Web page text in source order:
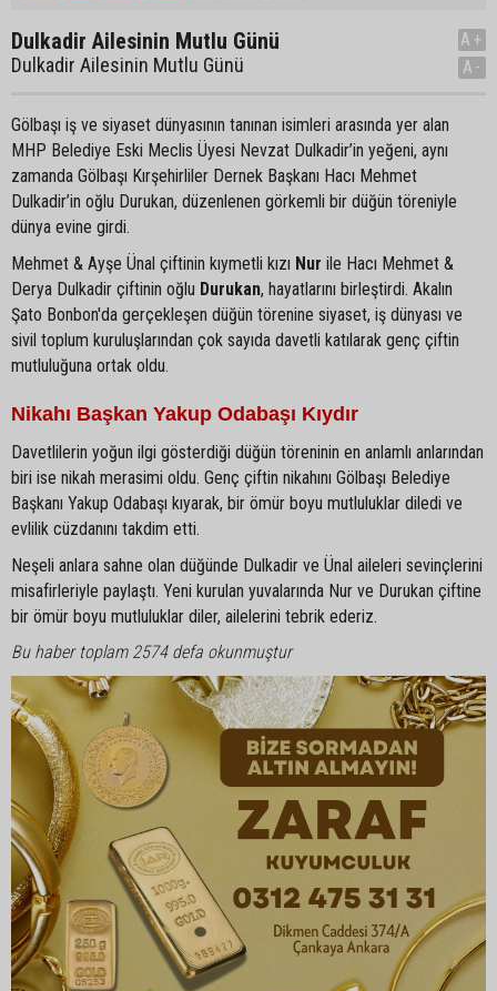
Dulkadir Ailesinin Mutlu Günü
Dulkadir Ailesinin Mutlu Günü
A+
A-
Gölbaşı iş ve siyaset dünyasının tanınan isimleri arasında yer alan
MHP Belediye Eski Meclis Üyesi Nevzat Dulkadir’in yeğeni, aynı
zamanda Gölbaşı Kırşehirliler Dernek Başkanı Hacı Mehmet
Dulkadir’in oğlu Durukan, düzenlenen görkemli bir düğün töreniyle
dünya evine girdi.
Mehmet & Ayşe Ünal çiftinin kıymetli kızı Nur ile Hacı Mehmet &
Derya Dulkadir çiftinin oğlu Durukan, hayatlarını birleştirdi. Akalın
Şato Bonbon'da gerçekleşen düğün törenine siyaset, iş dünyası ve
sivil toplum kuruluşlarından çok sayıda davetli katılarak genç çiftin
mutluluğuna ortak oldu.
Nikahı Başkan Yakup Odabaşı Kıydır
Davetlilerin yoğun ilgi gösterdiği düğün töreninin en anlamlı anlarından
biri ise nikah merasimi oldu. Genç çiftin nikahını Gölbaşı Belediye
Başkanı Yakup Odabaşı kıyarak, bir ömür boyu mutluluklar diledi ve
evlilik cüzdanını takdim etti.
Neşeli anlara sahne olan düğünde Dulkadir ve Ünal aileleri sevinçlerini
misafirleriyle paylaştı. Yeni kurulan yuvalarında Nur ve Durukan çiftine
bir ömür boyu mutluluklar diler, ailelerini tebrik ederiz.
Bu haber toplam 2574 defa okunmuştur